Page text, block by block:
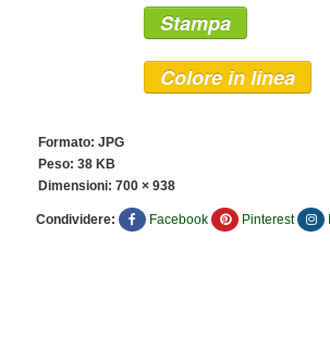
Stampa
Colore in linea
Formato: JPG
Peso: 38 KB
Dimensioni: 700 × 938
Condividere: Facebook Pinterest